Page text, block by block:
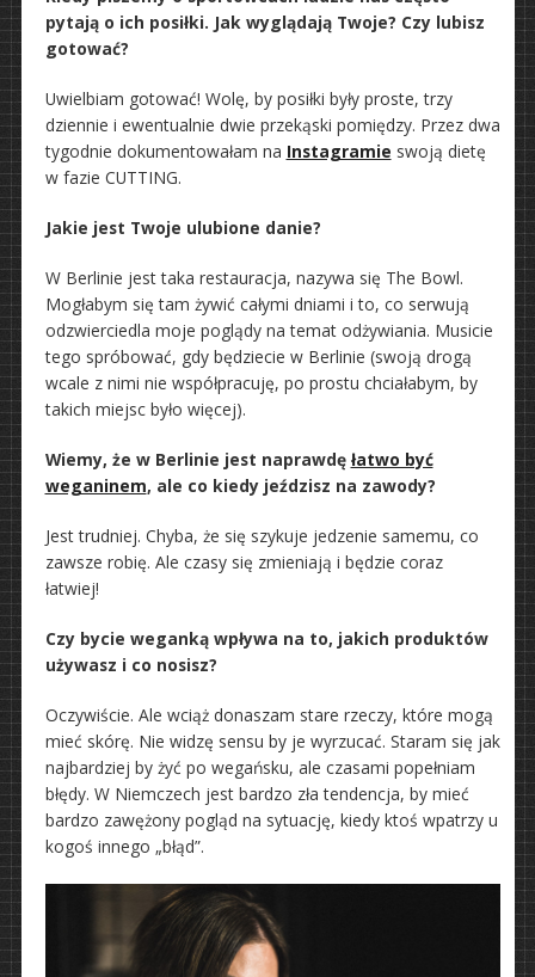
pytają o ich posiłki. Jak wyglądają Twoje? Czy lubisz
gotować?
Uwielbiam gotować! Wolę, by posiłki były proste, trzy
dziennie i ewentualnie dwie przekąski pomiędzy. Przez dwa
tygodnie dokumentowałam na Instagramie swoją dietę
w fazie CUTTING.
Jakie jest Twoje ulubione danie?
W Berlinie jest taka restauracja, nazywa się The Bowl.
Mogłabym się tam żywić całymi dniami i to, co serwują
odzwierciedla moje poglądy na temat odżywiania. Musicie
tego spróbować, gdy będziecie w Berlinie (swoją drogą
wcale z nimi nie współpracuję, po prostu chciałabym, by
takich miejsc było więcej).
Wiemy, że w Berlinie jest naprawdę łatwo być
weganinem, ale co kiedy jeździsz na zawody?
Jest trudniej. Chyba, że się szykuje jedzenie samemu, co
zawsze robię. Ale czasy się zmieniają i będzie coraz
łatwiej!
Czy bycie weganką wpływa na to, jakich produktów
używasz i co nosisz?
Oczywiście. Ale wciąż donaszam stare rzeczy, które mogą
mieć skórę. Nie widzę sensu by je wyrzucać. Staram się jak
najbardziej by żyć po wegańsku, ale czasami popełniam
błędy. W Niemczech jest bardzo zła tendencja, by mieć
bardzo zawężony pogląd na sytuację, kiedy ktoś wpatrzy u
kogoś innego „błąd”.